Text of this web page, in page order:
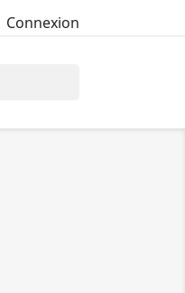
Connexion